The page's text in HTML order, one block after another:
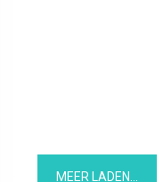
MEER LADEN…